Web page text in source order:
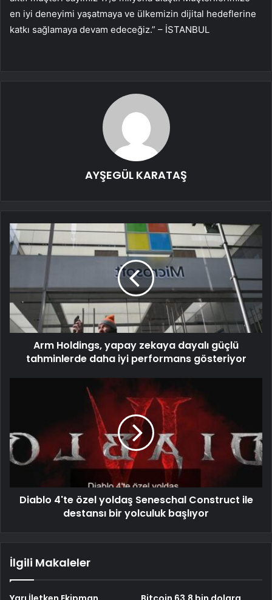
en iyi deneyimi yaşatmaya ve ülkemizin dijital hedeflerine
katkı sağlamaya devam edeceğiz.” – İSTANBUL
AYŞEGÜL KARATAŞ
Arm Holdings, yapay zekaya dayalı güçlü
tahminlerde daha iyi performans gösteriyor
Diablo 4'te özel yoldaş Seneschal Construct ile
destansı bir yolculuk başlıyor
İlgili Makaleler